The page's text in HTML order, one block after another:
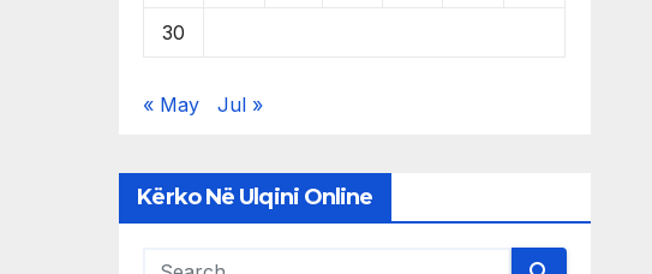
30
« May Jul »
Kërko Në Ulqini Online